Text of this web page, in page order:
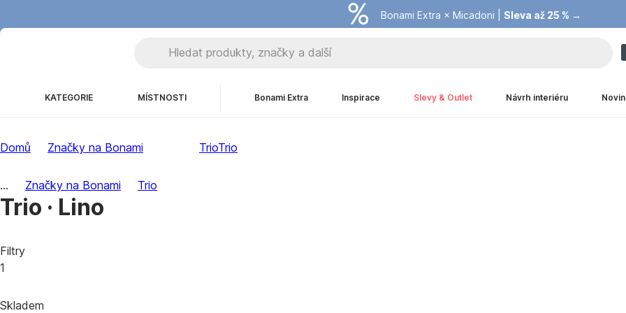
Bonami Extra × Micadoni | Sleva až 25 % →
Summer Sale |Ušetřete až 40 % →
KATEGORIE MÍSTNOSTI Bonami Extra Inspirace Slevy & Outlet Návrh interiéru
Domů Značky na Bonami TrioTrio
... Značky na Bonami Trio
Trio · Lino
Filtry
1
Skladem